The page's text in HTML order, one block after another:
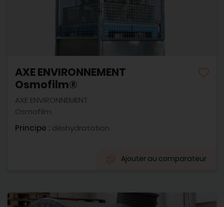
AXE ENVIRONNEMENT
Osmofilm®
AXE ENVIRONNEMENT
Osmofilm
Principe : déshydratation
Ajouter au comparateur